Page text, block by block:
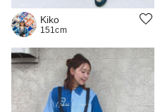
Kiko
151cm